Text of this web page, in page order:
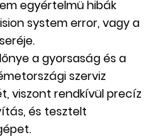
egyértelmü hibák
system error, vagy a
a gyorsaság és a
szerviz
viszont rendkívül precíz
és tesztelt